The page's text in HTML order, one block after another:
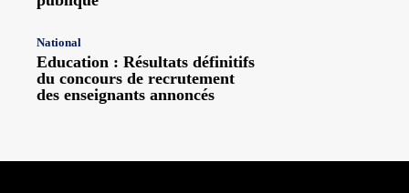
National
Education : Résultats définitifs
du concours de recrutement
des enseignants annoncés